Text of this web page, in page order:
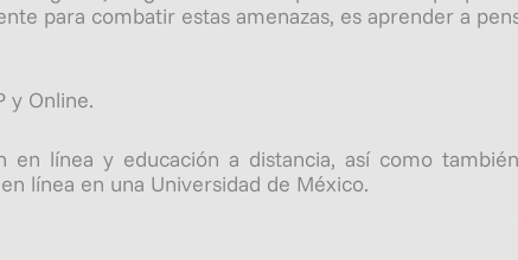
para combatir estas amenazas, es aprender a
y Online.
en línea y educación a distancia, así como
línea en una Universidad de México.